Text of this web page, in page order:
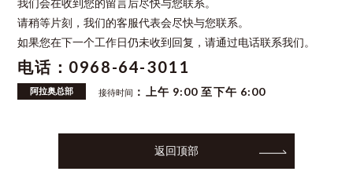
我们会在收到您的留言后尽快与您联系。
请稍等片刻，我们的客服代表会尽快与您联系。
如果您在下一个工作日仍未收到回复，请通过电话联系我们。
电话：0968-64-3011
阿拉奥总部 接待时间 ：上午 9:00 至下午 6:00
返回顶部